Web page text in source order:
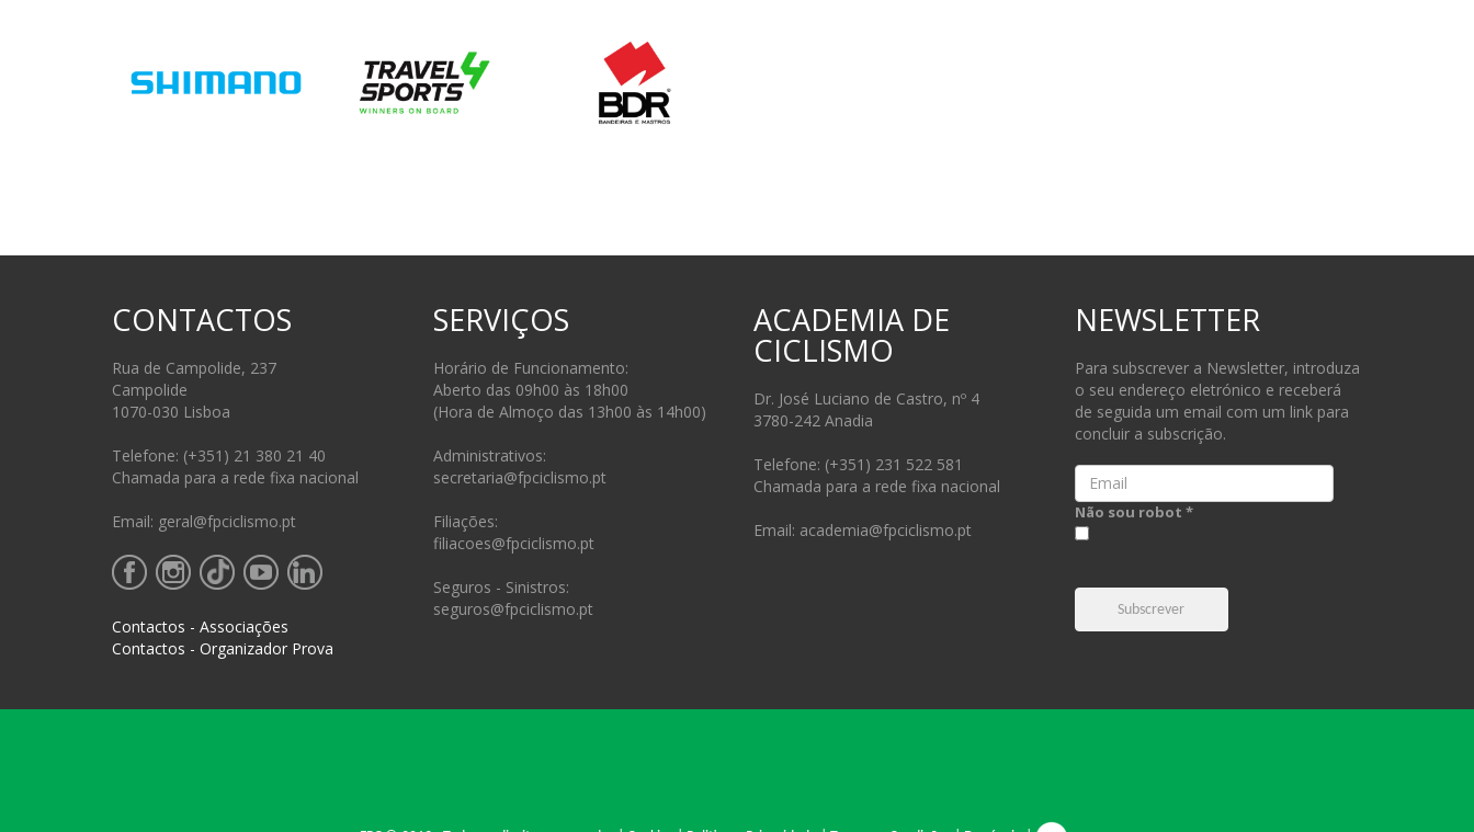
CONTACTOS
Rua de Campolide, 237
Campolide
1070-030 Lisboa
Telefone: (+351) 21 380 21 40
Chamada para a rede fixa nacional
Email: geral@fpciclismo.pt
Contactos - Associações
Contactos - Organizador Prova
SERVIÇOS
Horário de Funcionamento:
Aberto das 09h00 às 18h00
(Hora de Almoço das 13h00 às 14h00)
Administrativos:
secretaria@fpciclismo.pt
Filiações:
filiacoes@fpciclismo.pt
Seguros - Sinistros:
seguros@fpciclismo.pt
ACADEMIA DE
CICLISMO
Dr. José Luciano de Castro, nº 4
3780-242 Anadia
Telefone: (+351) 231 522 581
Chamada para a rede fixa nacional
Email: academia@fpciclismo.pt
NEWSLETTER
Para subscrever a Newsletter, introduza
o seu endereço eletrónico e receberá
de seguida um email com um link para
concluir a subscrição.
Email
Não sou robot *
Subscrever